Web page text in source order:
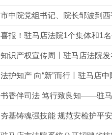
市中院党组书记、院长邹波到
喜报！驻马店法院1个集体和1
知识产权宣传周丨驻马店法院
法护知产 向“新”而行丨驻马店
书香伴司法 笃行致良知——驻
夯基铸魂强技能 规范安检护平安